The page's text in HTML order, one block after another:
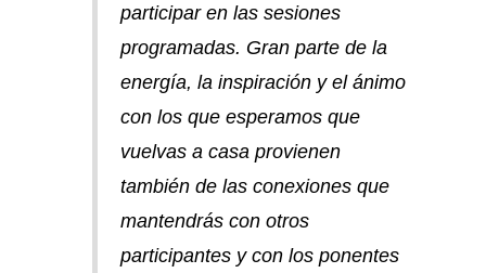
participar en las sesiones
programadas. Gran parte de la
energía, la inspiración y el ánimo
con los que esperamos que
vuelvas a casa provienen
también de las conexiones que
mantendrás con otros
participantes y con los ponentes